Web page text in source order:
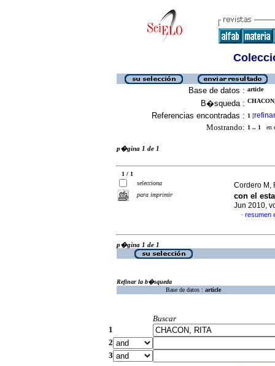
Base de datos : article
B�squeda :
Referencias encontradas : 1 [refinar
Mostrando: 1 .. 1 en
p�gina 1 de 1
1 / 1
selecciona
para imprimir
Cordero M,
con el
Jun 2010,
· resumen
p�gina 1 de 1
Refinar la b�squeda
Base de datos : article
Buscar
1
2
3